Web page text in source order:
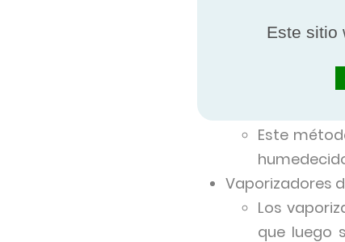
producto
Se utiliza
Este
Vaporizadores
Los
que luego
Este sitio